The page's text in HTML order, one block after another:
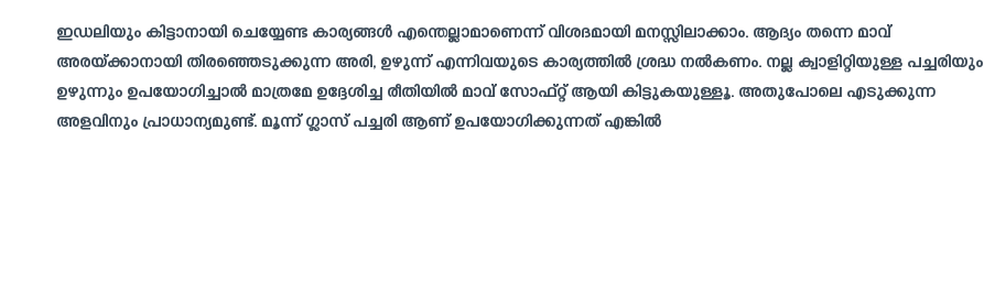
ഇഡലിയും കിട്ടാനായി ചെയ്യേണ്ട കാര്യങ്ങൾ എന്തെല്ലാമാണെന്ന് വിശദമായി മനസ്സിലാക്കാം. ആദ്യം തന്നെ മാവ്
അരയ്ക്കാനായി തിരഞ്ഞെടുക്കുന്ന അരി, ഉഴുന്ന് എന്നിവയുടെ കാര്യത്തിൽ ശ്രദ്ധ നൽകണം. നല്ല ക്വാളിറ്റിയുള്ള പച്ചരിയും
ഉഴുന്നും ഉപയോഗിച്ചാൽ മാത്രമേ ഉദ്ദേശിച്ച രീതിയിൽ മാവ് സോഫ്റ്റ് ആയി കിട്ടുകയുള്ളൂ. അതുപോലെ എടുക്കുന്ന
അളവിനും പ്രാധാന്യമുണ്ട്. മൂന്ന് ഗ്ലാസ് പച്ചരി ആണ് ഉപയോഗിക്കുന്നത് എങ്കിൽ